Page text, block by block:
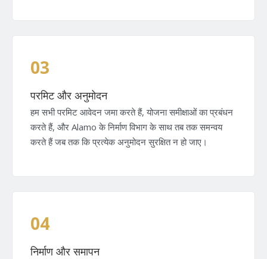
03
परमिट और अनुमोदन
हम सभी परमिट आवेदन जमा करते हैं, योजना समीक्षाओं का प्रबंधन
करते हैं, और Alamo के निर्माण विभाग के साथ तब तक समन्वय
करते हैं जब तक कि प्रत्येक अनुमोदन सुरक्षित न हो जाए।
04
निर्माण और समापन